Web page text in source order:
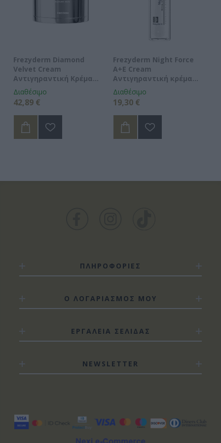
Frezyderm Diamond
Velvet Cream
Αντιγηραντική Κρέμα
50ml
Διαθέσιμο
42,89 €
Frezyderm Night Force
A+E Cream
Αντιγηραντική κρέμα
νύχτας 50ml
Διαθέσιμο
19,30 €
ΠΛΗΡΟΦΟΡΙΕΣ
Ο ΛΟΓΑΡΙΑΣΜΟΣ ΜΟΥ
ΕΡΓΑΛΕΙΑ ΣΕΛΙΔΑΣ
NEWSLETTER